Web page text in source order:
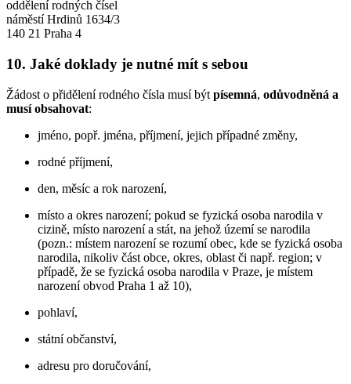
oddělení rodných čísel
náměstí Hrdinů 1634/3
140 21 Praha 4
10. Jaké doklady je nutné mít s sebou
Žádost o přidělení rodného čísla musí být písemná, odůvodněná a
musí obsahovat:
jméno, popř. jména, příjmení, jejich případné změny,
rodné příjmení,
den, měsíc a rok narození,
místo a okres narození; pokud se fyzická osoba narodila v
cizině, místo narození a stát, na jehož území se narodila
(pozn.: místem narození se rozumí obec, kde se fyzická osoba
narodila, nikoliv část obce, okres, oblast či např. region; v
případě, že se fyzická osoba narodila v Praze, je místem
narození obvod Praha 1 až 10),
pohlaví,
státní občanství,
adresu pro doručování,